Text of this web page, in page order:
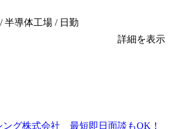
半導体工場 / 日勤
詳細を表示